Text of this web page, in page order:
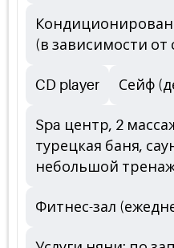
(в зависимости от
CD player Сейф
Spa центр, 2
турецкая баня,
небольшой
Фитнес-зал